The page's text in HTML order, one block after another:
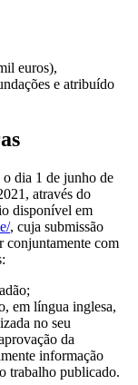
euros),
e atribuído
o dia 1 de junho de
através do
disponível em
, cuja submissão
conjuntamente com
em língua inglesa,
no seu
da
informação
trabalho publicado.